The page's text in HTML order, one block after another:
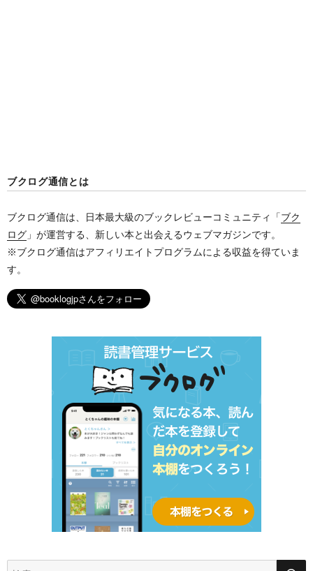
ブクログ通信とは
ブクログ通信は、日本最大級のブックレビューコミュニティ「ブク
ログ 」が運営する、新しい本と出会えるウェブマガジンです。
※ブクログ通信はアフィリエイトプログラムによる収益を得ていま
す。
検